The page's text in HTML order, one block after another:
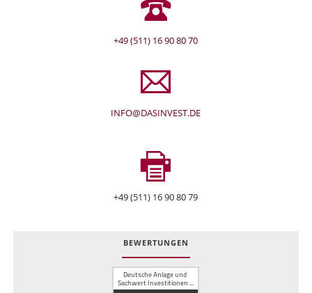
+49 (511) 16 90 80 70
INFO@DASINVEST.DE
+49 (511) 16 90 80 79
BEWERTUNGEN